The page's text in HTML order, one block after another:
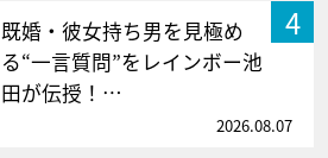
4
既婚・彼女持ち男を見極め
る“一言質問”をレインボー池
田が伝授！…
2026.08.07